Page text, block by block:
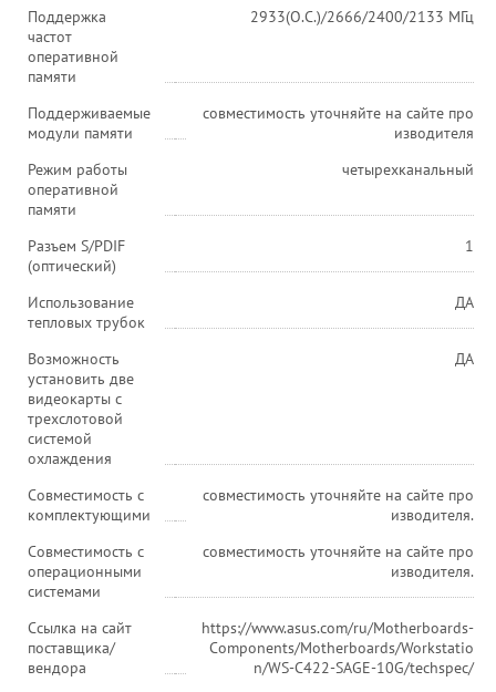
Поддержка
частот
оперативной
памяти
2933(O.C.)/2666/2400/2133 МГц
Поддерживаемые
модули памяти
совместимость уточняйте на сайте про
изводителя
Режим работы
оперативной
памяти
четырехканальный
Разъем S/PDIF
(оптический)
1
Использование
тепловых трубок
ДА
Возможность
установить две
видеокарты с
трехслотовой
системой
охлаждения
ДА
Совместимость с
комплектующими
совместимость уточняйте на сайте про
изводителя.
Совместимость с
операционными
системами
совместимость уточняйте на сайте про
изводителя.
Ссылка на сайт
поставщика/
вендора
https://www.asus.com/ru/Motherboards-
Components/Motherboards/Workstatio
n/WS-C422-SAGE-10G/techspec/